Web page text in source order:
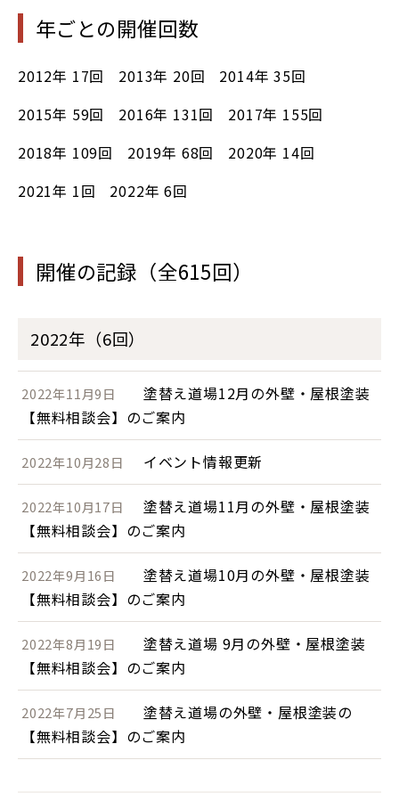
年ごとの開催回数
2012年 17回 2013年 20回 2014年35回
2015年 59回 2016年 131回 2017年 155回
2018年 109回 2019年 68回 2020年 14回
2021年 1回 2022年6回
開催の記録（全615回）
2022年（6回）
2022年11月9日
塗替え道場12月の外壁・屋根塗装
【無料相談会】のご案内
2022年10月28日 イベント情報更新
2022年10月17日
塗替え道場11月の外壁・屋根塗装
【無料相談会】のご案内
2022年9月16日
塗替え道場10月の外壁・屋根塗装
【無料相談会】のご案内
2022年8月19日
塗替え道場 9月の外壁・屋根塗装
【無料相談会】のご案内
2022年7月25日
塗替え道場の外壁・屋根塗装の
【無料相談会】のご案内